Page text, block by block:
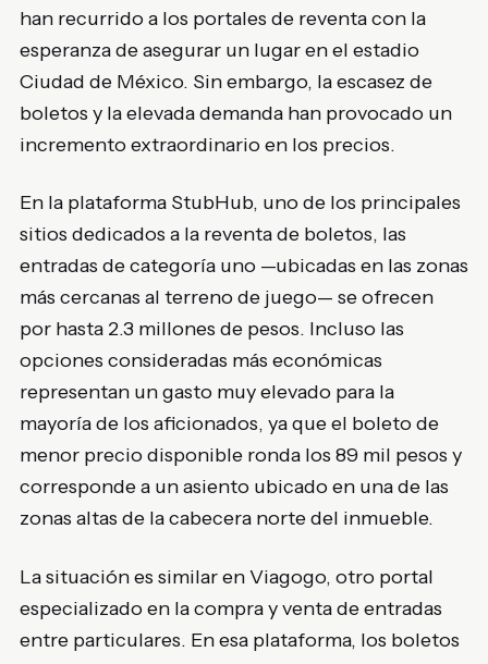
han recurrido a los portales de reventa con la
esperanza de asegurar un lugar en el estadio
Ciudad de México. Sin embargo, la escasez de
boletos y la elevada demanda han provocado un
incremento extraordinario en los precios.
En la plataforma StubHub, uno de los principales
sitios dedicados a la reventa de boletos, las
entradas de categoría uno —ubicadas en las zonas
más cercanas al terreno de juego— se ofrecen
por hasta 2.3 millones de pesos. Incluso las
opciones consideradas más económicas
representan un gasto muy elevado para la
mayoría de los aficionados, ya que el boleto de
menor precio disponible ronda los 89 mil pesos y
corresponde a un asiento ubicado en una de las
zonas altas de la cabecera norte del inmueble.
La situación es similar en Viagogo, otro portal
especializado en la compra y venta de entradas
entre particulares. En esa plataforma, los boletos